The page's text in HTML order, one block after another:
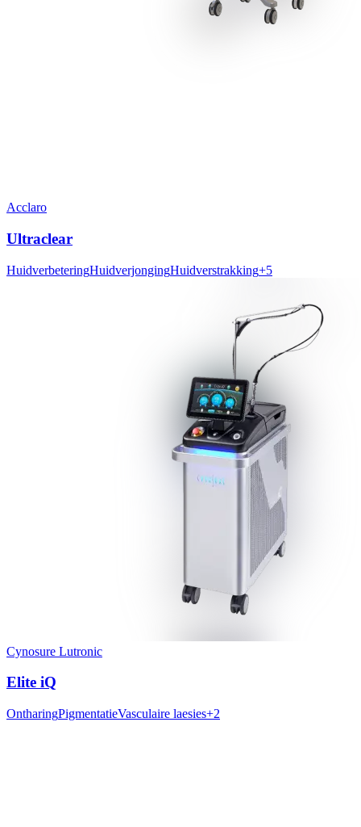
Acclaro
Ultraclear
HuidverbeteringHuidverjongingHuidverstrakking+5
Cynosure Lutronic
Elite iQ
OntharingPigmentatieVasculaire laesies+2